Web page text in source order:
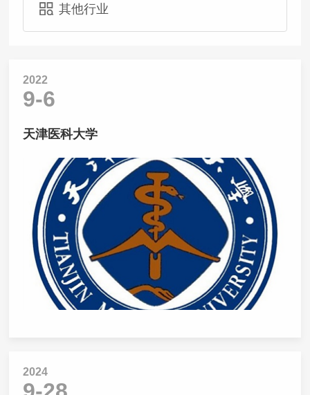
其他行业
2022
9-6
天津医科大学
2024